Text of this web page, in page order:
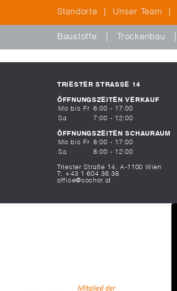
Standorte Unser Team
Baustoffe Trockenbau
TRIESTER STRASSE 14
ÖFFNUNGSZEITEN VERKAUF
Mo bis Fr
6:00 - 17:00
Sa
7:00 - 12:00
ÖFFNUNGSZEITEN SCHAURAUM
Mo bis Fr
8:00 - 17:00
Sa
8:00 - 12:00
Triester Straße 14, A-1100 Wien
T: +43 1 604 36 38
office@sochor.at